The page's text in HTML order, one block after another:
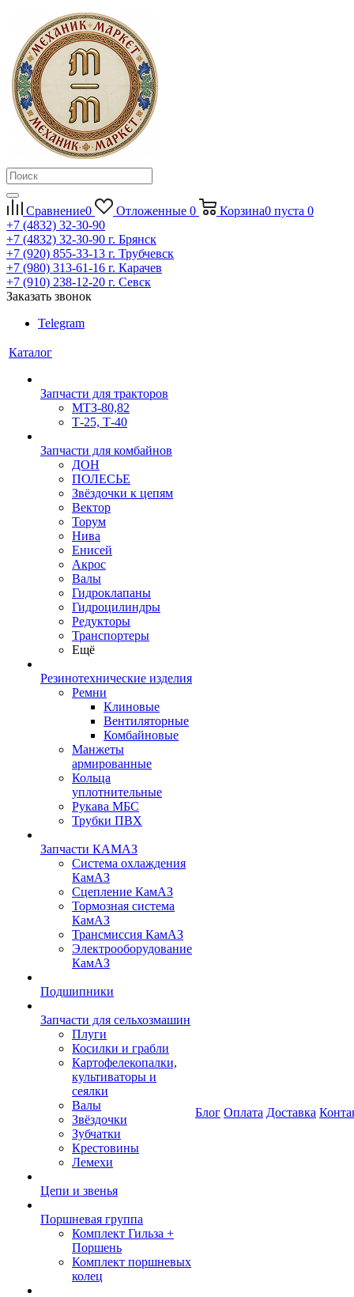
Сравнение0 Отложенные 0 Корзина0 пуста 0
+7 (4832) 32-30-90
+7 (4832) 32-30-90 г. Брянск
+7 (920) 855-33-13 г. Трубчевск
+7 (980) 313-61-16 г. Карачев
+7 (910) 238-12-20 г. Севск
Заказать звонок
Telegram
Каталог
Запчасти для тракторов
МТЗ-80,82
Т-25, Т-40
Запчасти для комбайнов
ДОН
ПОЛЕСЬЕ
Звёздочки к цепям
Вектор
Торум
Нива
Енисей
Акрос
Валы
Гидроклапаны
Гидроцилиндры
Редукторы
Транспортеры
Ещё
Резинотехнические изделия
Ремни
Клиновые
Вентиляторные
Комбайновые
Манжеты
армированные
Кольца
уплотнительные
Рукава МБС
Трубки ПВХ
Запчасти КАМАЗ
Система охлаждения
КамАЗ
Сцепление КамАЗ
Тормозная система
КамАЗ
Трансмиссия КамАЗ
Электрооборудование
КамАЗ
Подшипники
Запчасти для сельхозмашин
Плуги
Косилки и грабли
Картофелекопалки,
культиваторы и
сеялки
Валы
Звёздочки
Зубчатки
Крестовины
Лемехи
Цепи и звенья
Поршневая группа
Комплект Гильза +
Поршень
Комплект поршневых
колец
Блог Оплата Доставка